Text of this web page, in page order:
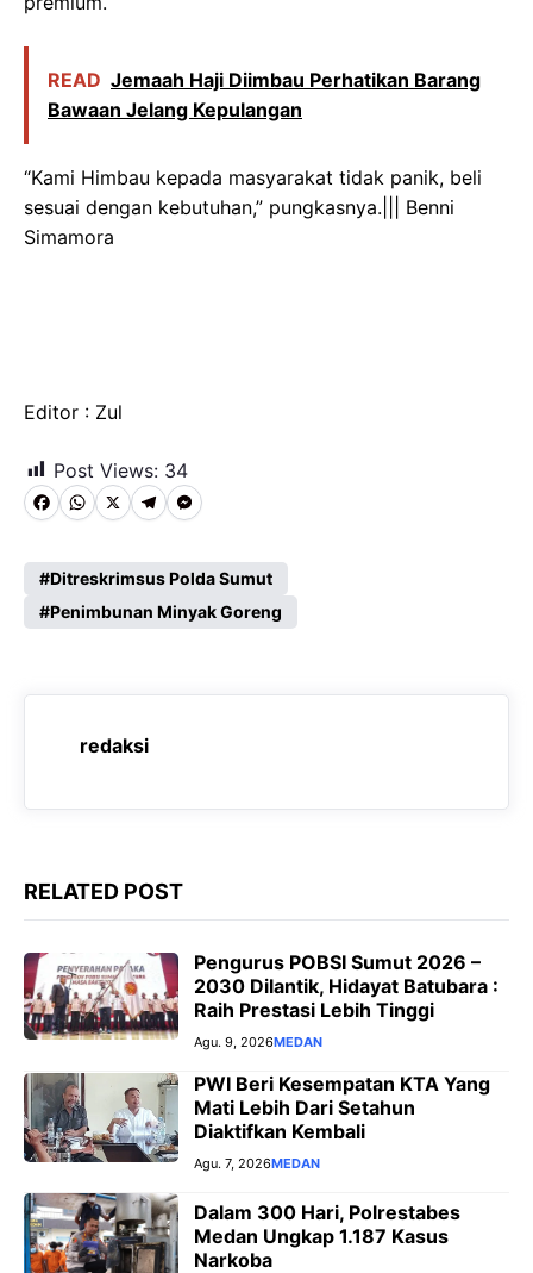
READ Jemaah Haji Diimbau Perhatikan Barang
Bawaan Jelang Kepulangan
“Kami Himbau kepada masyarakat tidak panik, beli
sesuai dengan kebutuhan,” pungkasnya.||| Benni
Simamora
Editor : Zul
Post Views: 34
F
c
e
o
W
a
t
A
p
X T
l
e
r
a
M
s
s
n
r
Ditreskrimsus Polda Sumut
Penimbunan Minyak Goreng
redaksi
RELATED POST
Pengurus POBSI Sumut 2026 –
2030 Dilantik, Hidayat Batubara :
Raih Prestasi Lebih Tinggi
Agu. 9, 2026MEDAN
PWI Beri Kesempatan KTA Yang
Mati Lebih Dari Setahun
Diaktifkan Kembali
Agu. 7, 2026MEDAN
Dalam 300 Hari, Polrestabes
Medan Ungkap 1.187 Kasus
Narkoba